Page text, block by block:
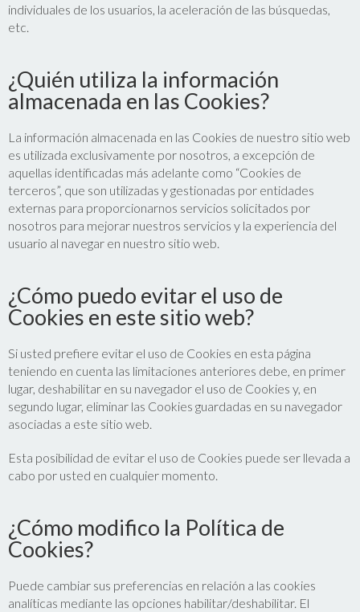
individuales de los usuarios, la aceleración de las búsquedas,
etc.
¿Quién utiliza la información
almacenada en las Cookies?
La información almacenada en las Cookies de nuestro sitio web
es utilizada exclusivamente por nosotros, a excepción de
aquellas identificadas más adelante como “Cookies de
terceros”, que son utilizadas y gestionadas por entidades
externas para proporcionarnos servicios solicitados por
nosotros para mejorar nuestros servicios y la experiencia del
usuario al navegar en nuestro sitio web.
¿Cómo puedo evitar el uso de
Cookies en este sitio web?
Si usted prefiere evitar el uso de Cookies en esta página
teniendo en cuenta las limitaciones anteriores debe, en primer
lugar, deshabilitar en su navegador el uso de Cookies y, en
segundo lugar, eliminar las Cookies guardadas en su navegador
asociadas a este sitio web.
Esta posibilidad de evitar el uso de Cookies puede ser llevada a
cabo por usted en cualquier momento.
¿Cómo modifico la Política de
Cookies?
Puede cambiar sus preferencias en relación a las cookies
analíticas mediante las opciones habilitar/deshabilitar. El